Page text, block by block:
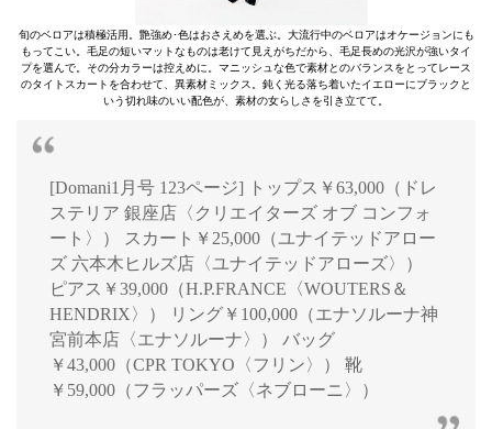
旬のベロアは積極活用。艶強め･色はおさえめを選ぶ。大流行中のベロアはオケージョンにも
もってこい。毛足の短いマットなものは老けて見えがちだから、毛足長めの光沢が強いタイ
プを選んで。その分カラーは控えめに。マニッシュな色で素材とのバランスをとってレース
のタイトスカートを合わせて、異素材ミックス。鈍く光る落ち着いたイエローにブラックと
いう切れ味のいい配色が、素材の女らしさを引き立てて。
[Domani1月号 123ページ] トップス￥63,000（ドレ
ステリア 銀座店〈クリエイターズ オブ コンフォ
ート〉） スカート￥25,000（ユナイテッドアロー
ズ 六本木ヒルズ店〈ユナイテッドアローズ〉）
ピアス￥39,000（H.P.FRANCE〈WOUTERS＆
HENDRIX〉） リング￥100,000（エナソルーナ神
宮前本店〈エナソルーナ〉） バッグ
￥43,000（CPR TOKYO〈フリン〉） 靴
￥59,000（フラッパーズ〈ネブローニ〉）